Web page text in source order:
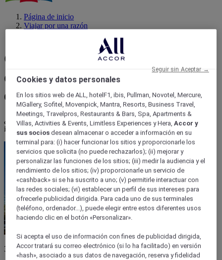
Página de inicio
Viajar por una razón
Ciclismo en Mendoza con ibis:
dónde hacerlo barato y en qué
época
¿Querés recorrer Mendoza en bici? ¡Es posible armar rutas
increíbles sin gastar mucho! Seguí los mejores consejos de ibis.
3 julio 2025
Cookies y datos personales
En los sitios web de ALL, hotelF1, ibis, Pullman, Novotel, Mercure,
MGallery, Sofitel, Movenpick, Mantra, Resorts, Business Travel,
Meetings, Travelpros, Restaurants & Bars, Spa, Apartments &
Villas, Activities & Events, Limitless Experiences y Hera,Accor y
sus socios desean almacenar o acceder a información en su
terminal para: (i) hacer funcionar los sitios y proporcionarle los
servicios que solicita (no puede rechazarlos); (ii) mejorar y
personalizar las funciones de los sitios; (iii) medir la audiencia y el
rendimiento de los sitios; (iv) proporcionarle un servicio de
«cashback» si se ha suscrito a uno; (v) permitirle interactuar con
las redes sociales; (vi) establecer un perfil de sus intereses para
ofrecerle publicidad dirigida. Para cada uno de sus terminales
(teléfono, ordenador...), puede elegir entre estos diferentes usos
haciendo clic en el botón «Personalizar».
Si acepta el uso de información con fines de publicidad dirigida,
Accor tratará su correo electrónico (si lo ha facilitado) en versión
«hash», asociado a sus datos de navegación, reserva y fidelidad
Seguir sin Aceptar →